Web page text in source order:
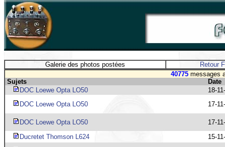
Galerie des photos postées
Retour
40775messages
Sujets
Date
DOC Loewe Opta LO50
18-
DOC Loewe Opta LO50
17-
DOC Loewe Opta LO50
17-
Ducretet Thomson L624
15-